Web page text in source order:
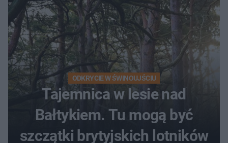
ODKRYCIE W ŚWINOUJŚCIU
Tajemnica w lesie nad
Bałtykiem. Tu mogą być
szczątki brytyjskich lotników